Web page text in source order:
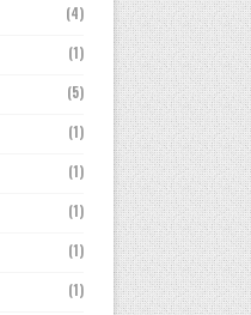
(4)
(1)
(5)
(1)
(1)
(1)
(1)
(1)